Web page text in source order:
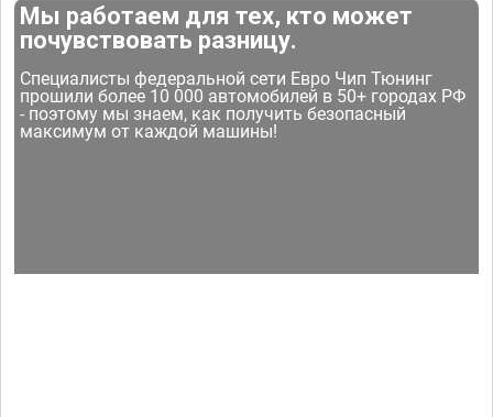
Мы работаем для тех, кто может
почувствовать разницу.
Специалисты федеральной сети Евро Чип Тюнинг
прошили более 10 000 автомобилей в 50+ городах РФ
- поэтому мы знаем, как получить безопасный
максимум от каждой машины!